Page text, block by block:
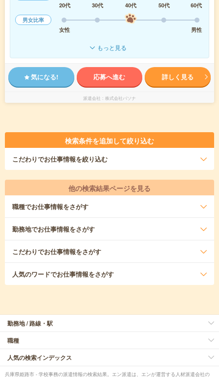
20代
30代 40代 50代
60代
男女比率
女性
男性
もっと見る
気になる! 応募へ進む 詳しく見る
派遣会社 株式会社パソナ
検索条件を追加して絞り込む
こだわりでお仕事情報を絞り込む
他の検索結果ページを見る
職種でお仕事情報をさがす
勤務地でお仕事情報をさがす
こだわりでお仕事情報をさがす
人気のワードでお仕事情報をさがす
勤務地 / 路線・駅
職種
人気の検索インデックス
兵庫県姫路市 - 学校事務の派遣情報の検索結果。エン派遣は、エンが運営する人材派遣会社の